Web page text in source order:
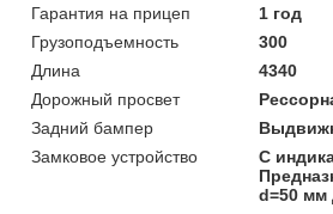
Гарантия на прицеп
1 год
Грузоподъемность
300
Длина
4340
Дорожный просвет
Задний бампер
Замковое устройство
С
d=50 мм